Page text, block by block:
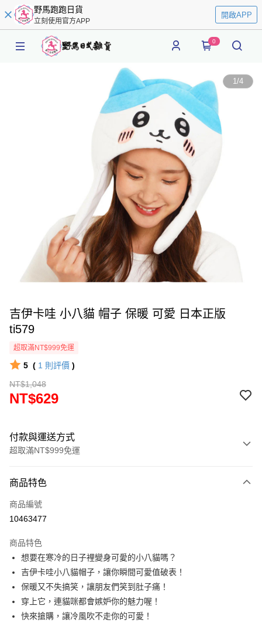
野馬跑跑日貨
立刻使用官方APP
開啟APP
0
1/4
吉伊卡哇 小八貓 帽子 保暖 可愛 日本正版
ti579
超取滿NT$999免運
5 ( 1 則評價 )
NT$1,048
NT$629
付款與運送方式
超取滿NT$999免運
信用卡一次付款
信用卡分期付款
合作金庫商業銀行
華南商業銀行
彰化商業銀行
上海商業儲蓄銀行
台北富邦商業銀行
國泰世華商業銀行
兆豐國際商業銀行
臺灣中小企業銀行
台中商業銀行
匯豐（台灣）商業銀行
華泰商業銀行
聯邦商業銀行
遠東國際商業銀行
超商取貨付款
LINE Pay
Apple Pay
街口支付
商品特色
商品編號
10463477
商品特色
想要在寒冷的日子裡變身可愛的小八貓嗎？
吉伊卡哇小八貓帽子，讓你瞬間可愛值破表！
保暖又不失搞笑，讓朋友們笑到肚子痛！
穿上它，連貓咪都會嫉妒你的魅力喔！
快來搶購，讓冷風吹不走你的可愛！